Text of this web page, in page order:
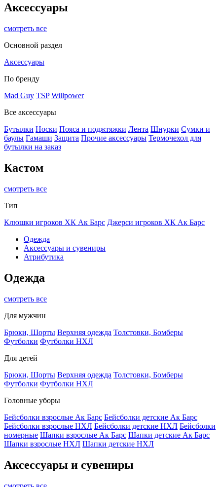
Аксессуары
смотреть все
Основной раздел
Аксессуары
По бренду
Mad Guy TSP Willpower
Все аксессуары
Бутылки Носки Пояса и поджтяжки Лента Шнурки Сумки и
баулы Гамаши Защита Прочие аксессуары Термочехол для
бутылки на заказ
Кастом
смотреть все
Тип
Клюшки игроков ХК Ак Барс Джерси игроков ХК Ак Барс
Одежда
Аксессуары и сувениры
Атрибутика
Одежда
смотреть все
Для мужчин
Брюки, Шорты Верхняя одежда Толстовки, Бомберы
Футболки Футболки НХЛ
Для детей
Брюки, Шорты Верхняя одежда Толстовки, Бомберы
Футболки Футболки НХЛ
Головные уборы
Бейсболки взрослые Ак Барс Бейсболки детские Ак Барс
Бейсболки взрослые НХЛ Бейсболки детские НХЛ Бейсболки
номерные Шапки взрослые Ак Барс Шапки детские Ак Барс
Шапки взрослые НХЛ Шапки детские НХЛ
Аксессуары и сувениры